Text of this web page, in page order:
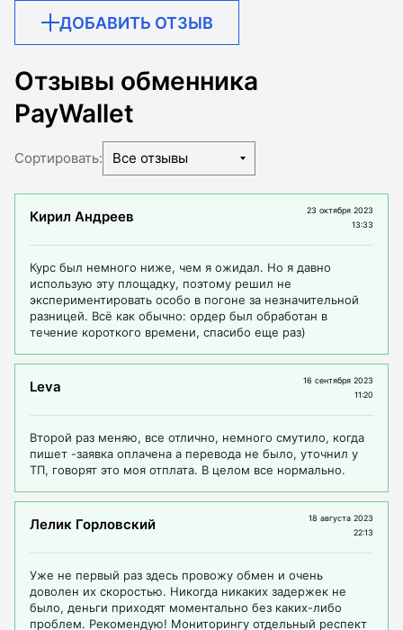
ДОБАВИТЬ ОТЗЫВ
Отзывы обменника
PayWallet
Сортировать: Все отзывы
Кирил Андреев
23 октября 2023
13:33
Курс был немного ниже, чем я ожидал. Но я давно
использую эту площадку, поэтому решил не
экспериментировать особо в погоне за незначительной
разницей. Всё как обычно: ордер был обработан в
течение короткого времени, спасибо еще раз)
Leva
16 сентября 2023
11:20
Второй раз меняю, все отлично, немного смутило, когда
пишет -заявка оплачена а перевода не было, уточнил у
ТП, говорят это моя отплата. В целом все нормально.
Лелик Горловский
18 августа 2023
22:13
Уже не первый раз здесь провожу обмен и очень
доволен их скоростью. Никогда никаких задержек не
было, деньги приходят моментально без каких-либо
проблем. Рекомендую! Мониторингу отдельный респект